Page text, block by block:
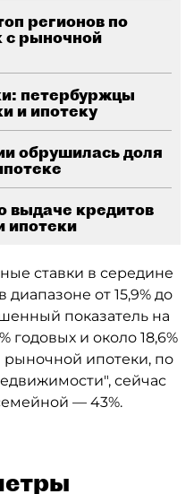
регионов по
с рыночной
петербуржцы
и ипотеку
обрушилась доля
выдаче кредитов
ипотеки
ставки в середине
диапазоне от 15,9% до
показатель на
годовых и около 18,6%
ипотеки, по
сейчас
— 43%.